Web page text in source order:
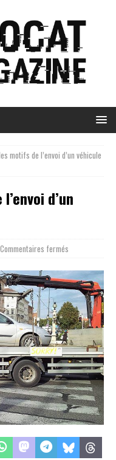
motifs de l’envoi d’un véhicule
d’un
Commentaires fermés